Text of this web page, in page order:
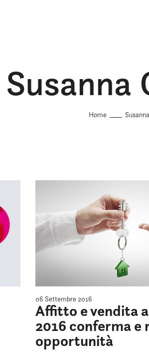
Susanna
Home
06 Settembre 2016
Affitto e vendita
2016 conferma e
opportunità